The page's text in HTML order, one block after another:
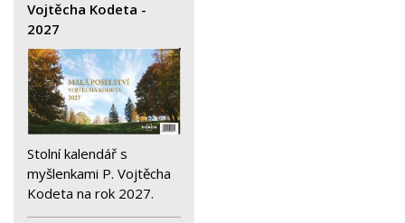
Vojtěcha Kodeta -
2027
Stolní kalendář s
myšlenkami P. Vojtěcha
Kodeta na rok 2027.